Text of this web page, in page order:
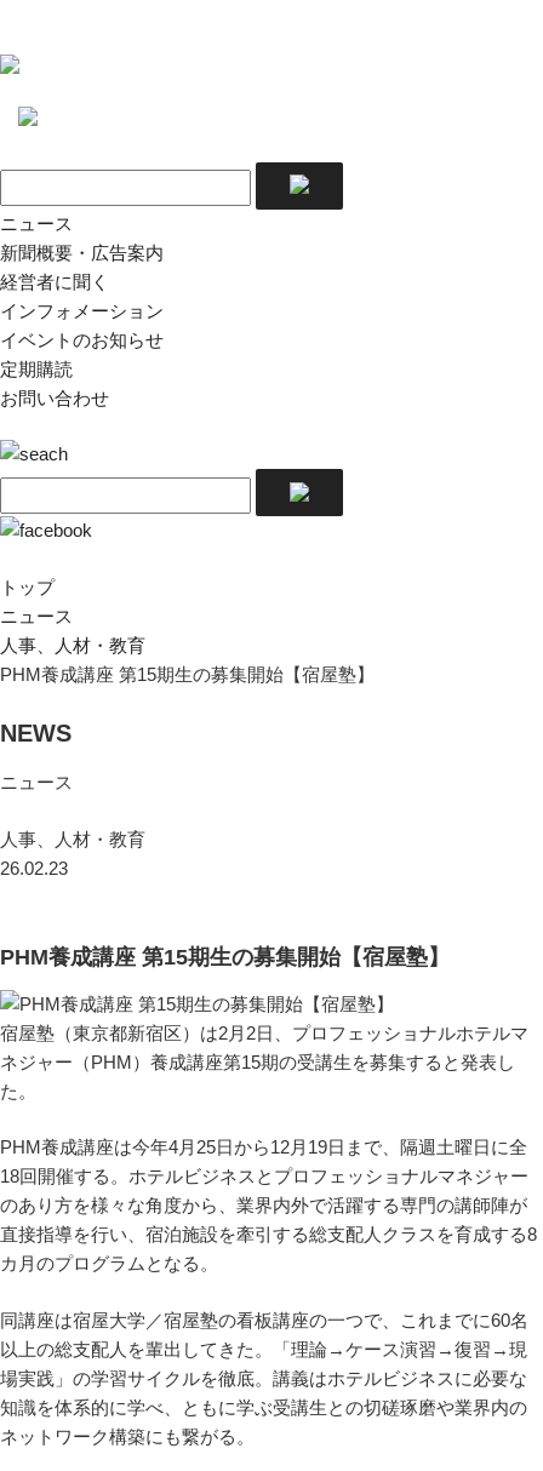
ニュース
新聞概要・広告案内
経営者に聞く
インフォメーション
イベントのお知らせ
定期購読
お問い合わせ
トップ
ニュース
人事、人材・教育
PHM養成講座 第15期生の募集開始【宿屋塾】
NEWS
ニュース
人事、人材・教育
26.02.23
PHM養成講座 第15期生の募集開始【宿屋塾】
宿屋塾（東京都新宿区）は2月2日、プロフェッショナルホテルマ
ネジャー（PHM）養成講座第15期の受講生を募集すると発表し
た。
PHM養成講座は今年4月25日から12月19日まで、隔週土曜日に全
18回開催する。ホテルビジネスとプロフェッショナルマネジャー
のあり方を様々な角度から、業界内外で活躍する専門の講師陣が
直接指導を行い、宿泊施設を牽引する総支配人クラスを育成する8
カ月のプログラムとなる。
同講座は宿屋大学／宿屋塾の看板講座の一つで、これまでに60名
以上の総支配人を輩出してきた。「理論→ケース演習→復習→現
場実践」の学習サイクルを徹底。講義はホテルビジネスに必要な
知識を体系的に学べ、ともに学ぶ受講生との切磋琢磨や業界内の
ネットワーク構築にも繋がる。